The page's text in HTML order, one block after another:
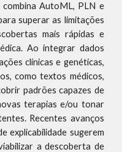
combina AutoML, PLN e
superar as limitações
mais rápidas e
Ao integrar dados
clínicas e genéticas,
como textos médicos,
padrões capazes de
terapias e/ou tonar
Recentes avanços
explicabilidade sugerem
a descoberta de